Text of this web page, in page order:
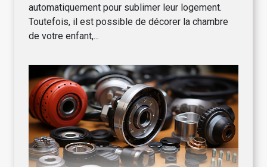
automatiquement pour sublimer leur logement.
Toutefois, il est possible de décorer la chambre
de votre enfant,...